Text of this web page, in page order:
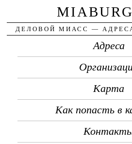
ДЕЛОВОЙ МИАСС —
Адреса
Карта
Как попасть в